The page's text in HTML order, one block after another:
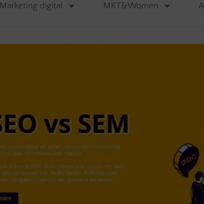
Marketing digital MKT&Women